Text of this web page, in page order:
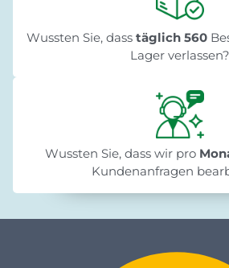
Wussten Sie, dass täglich 560
Lager verlassen?
Wussten Sie, dass wir pro
Kundenanfragen